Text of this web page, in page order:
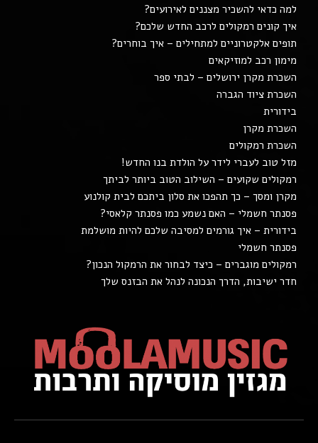
למה כדאי להשכיר מצננים לאירועים?
איך קונים רמקולים לרכב החדש שלכם?
תופים אלקטרוניים למתחילים – איך בוחרים?
מימון רכב למוזיקאים
השכרת מקרן ירושלים – לבתי ספר
השכרת ציוד הגברה
בידורית
השכרת מקרן
השכרת רמקולים
מזל טוב לעברי לידר על הולדת בנו החדש!
רמקולים שקועים – השילוב הטוב ביותר לביתך
מקרן ומסך – כך תהפכו את סלון ביתכם לבית קולנוע
פסנתר חשמלי – האם נשמע כמו פסנתר קלאסי?
בידורית – איך גורמים למסיבה שלכם להיות מושלמת
פסנתר חשמלי
רמקולים מוגברים – כיצד לבחור את הרמקול הנכון?
חדר ישיבות, הדרך הנכונה לנהל את הבזנס שלך